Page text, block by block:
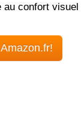
confort visuel